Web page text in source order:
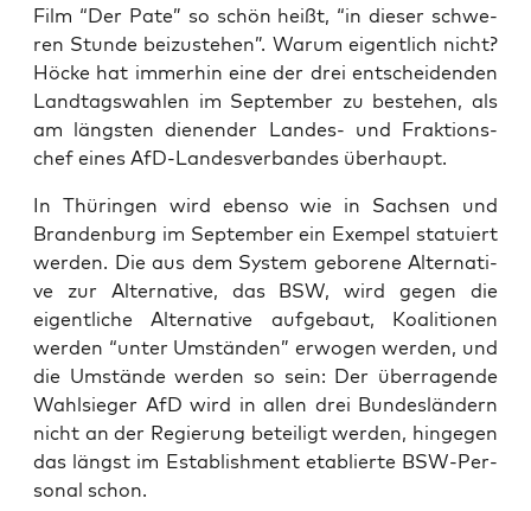
Film “Der Pate” so schön heißt, “in die­ser schwe­
ren Stun­de bei­zu­ste­hen”. War­um eigent­lich nicht?
Höcke hat immer­hin eine der drei ent­schei­den­den
Land­tags­wah­len im Sep­tem­ber zu bestehen, als
am längs­ten die­nen­der Lan­des- und Frak­ti­ons­
chef eines AfD-Lan­des­ver­ban­des überhaupt.
In Thü­rin­gen wird eben­so wie in Sach­sen und
Bran­den­burg im Sep­tem­ber ein Exem­pel sta­tu­iert
wer­den. Die aus dem Sys­tem gebo­re­ne Alter­na­ti­
ve zur Alter­na­ti­ve, das BSW, wird gegen die
eigent­li­che Alter­na­ti­ve auf­ge­baut, Koali­tio­nen
wer­den “unter Umstän­den” erwo­gen wer­den, und
die Umstän­de wer­den so sein: Der über­ra­gen­de
Wahl­sie­ger AfD wird in allen drei Bun­des­län­dern
nicht an der Regie­rung betei­ligt wer­den, hin­ge­gen
das längst im Estab­lish­ment eta­blier­te BSW-Per­
so­nal schon.